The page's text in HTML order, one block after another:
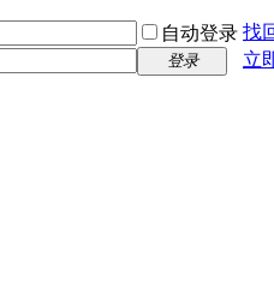
自动登录 找
登录 立